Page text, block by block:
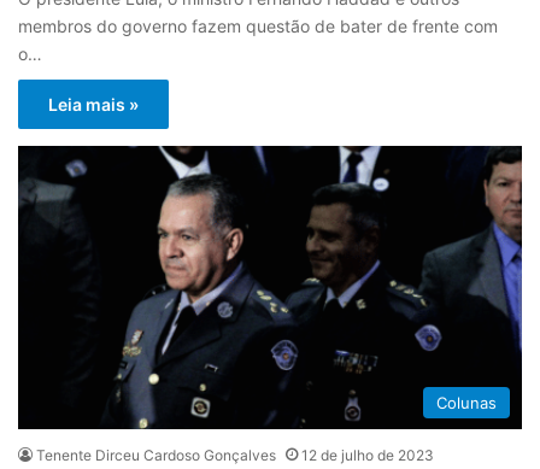
membros do governo fazem questão de bater de frente com
o…
Leia mais »
Colunas
Tenente Dirceu Cardoso Gonçalves 12 de julho de 2023